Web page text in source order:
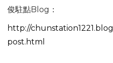
俊駐點Blog：
http://
post.html